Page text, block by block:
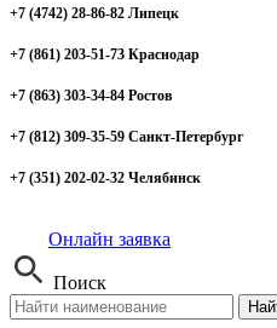
+7 (4742) 28-86-82 Липецк
+7 (861) 203-51-73 Краснодар
+7 (863) 303-34-84 Ростов
+7 (812) 309-35-59 Санкт-Петербург
+7 (351) 202-02-32 Челябинск
Онлайн заявка
Поиск